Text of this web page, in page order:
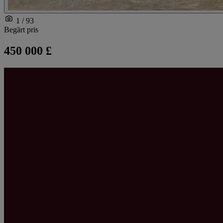
1 / 93
Begärt pris
450 000 £